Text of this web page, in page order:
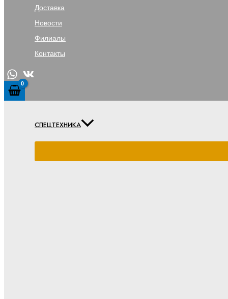
Доставка
Новости
Филиалы
Контакты
СПЕЦТЕХНИКА